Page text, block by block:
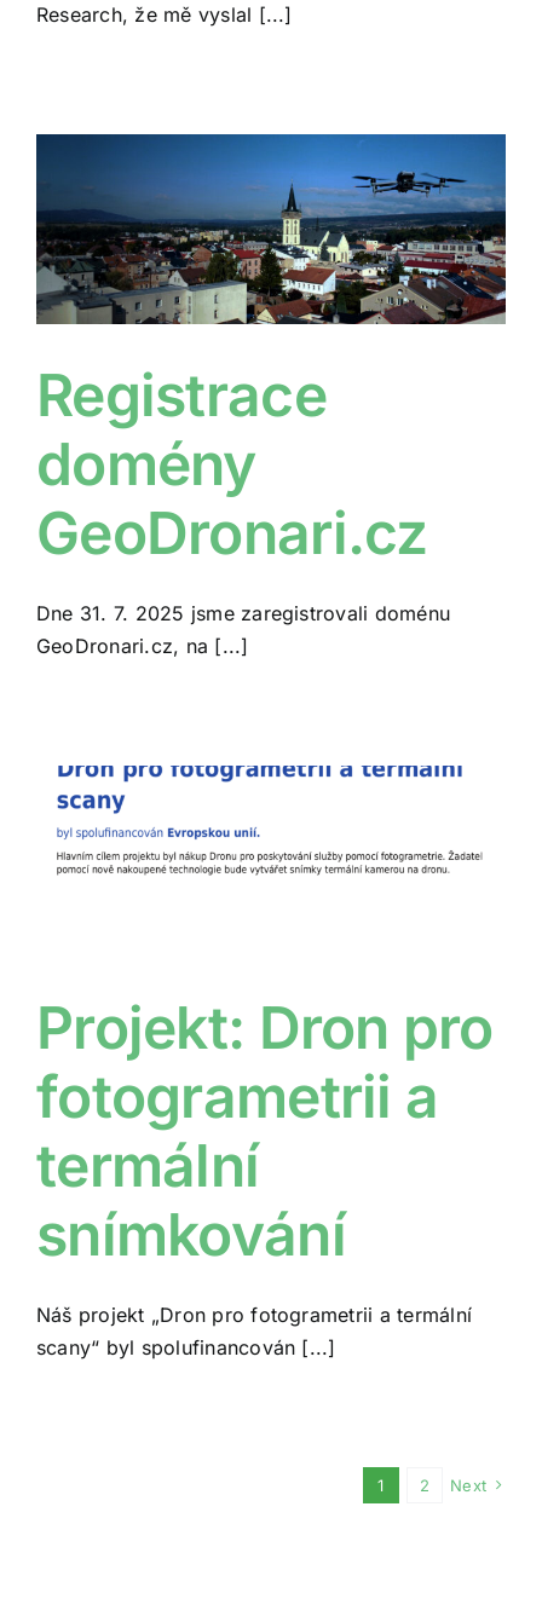
Research, že mě vyslal [...]
Registrace
domény
GeoDronari.cz
Dne 31. 7. 2025 jsme zaregistrovali doménu
GeoDronari.cz, na [...]
Projekt: Dron pro
fotogrametrii a
termální
snímkování
Náš projekt „Dron pro fotogrametrii a termální
scany“ byl spolufinancován [...]
1 2 Next